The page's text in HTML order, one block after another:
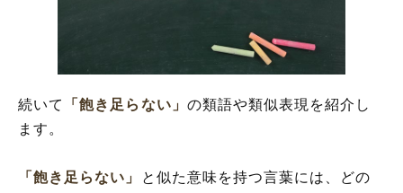
続いて 「飽き足らない」 の類語や類似表現を紹介し
ます。
「飽き足らない」
と似た意味を持つ言葉には、どの